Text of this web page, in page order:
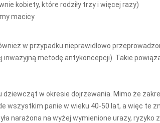
kobiety, które rodziły trzy i więcej razy)
macicy
w przypadku nieprawidłowo
inwazyjną metodę antykoncepcji). Takie
dziewcząt w okresie dojrzewania. Mimo że
wszystkim panie w wieku 40-50 lat, a więc te
narażona na wyżej wymienione urazy,